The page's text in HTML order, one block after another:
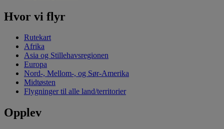
Hvor vi flyr
Rutekart
Afrika
Asia og Stillehavsregionen
Europa
Nord-, Mellom-, og Sør-Amerika
Midtøsten
Flygninger til alle land/territorier
Opplev